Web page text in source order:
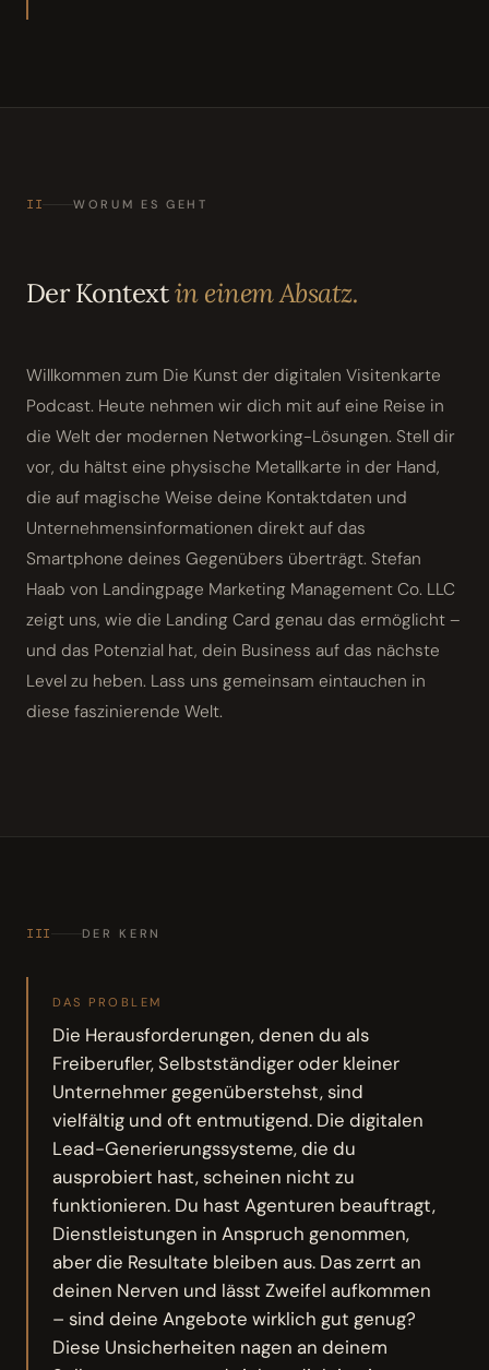
II WORUM ES GEHT
Der Kontextin einem Absatz.
Willkommen zum Die Kunst der digitalen Visitenkarte
Podcast. Heute nehmen wir dich mit auf eine Reise in
die Welt der modernen Networking-Lösungen. Stell dir
vor, du hältst eine physische Metallkarte in der Hand,
die auf magische Weise deine Kontaktdaten und
Unternehmensinformationen direkt auf das
Smartphone deines Gegenübers überträgt. Stefan
Haab von Landingpage Marketing Management Co. LLC
zeigt uns, wie die Landing Card genau das ermöglicht –
und das Potenzial hat, dein Business auf das nächste
Level zu heben. Lass uns gemeinsam eintauchen in
diese faszinierende Welt.
III DER KERN
DAS PROBLEM
Die Herausforderungen, denen du als
Freiberufler, Selbstständiger oder kleiner
Unternehmer gegenüberstehst, sind
vielfältig und oft entmutigend. Die digitalen
Lead-Generierungssysteme, die du
ausprobiert hast, scheinen nicht zu
funktionieren. Du hast Agenturen beauftragt,
Dienstleistungen in Anspruch genommen,
aber die Resultate bleiben aus. Das zerrt an
deinen Nerven und lässt Zweifel aufkommen
– sind deine Angebote wirklich gut genug?
Diese Unsicherheiten nagen an deinem